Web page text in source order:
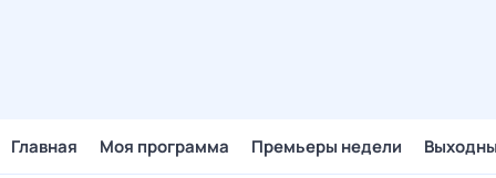
Главная Моя программа Премьеры недели